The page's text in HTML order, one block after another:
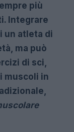
più
Integrare
un atleta di
ma può
di sci,
muscoli in